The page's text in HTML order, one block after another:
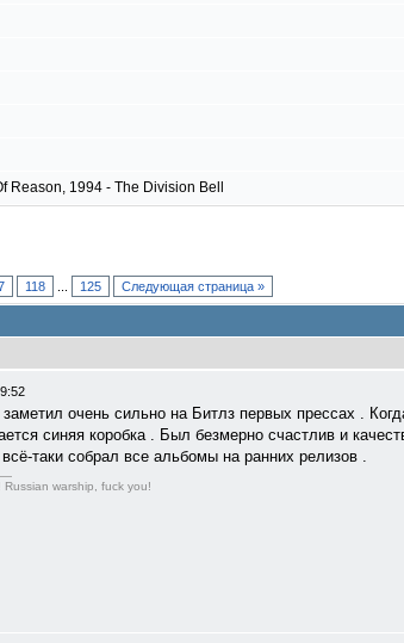
1994 - The Division Bell
118 125 Следующая страница »
очень сильно на Битлз первых прессах .
синяя коробка . Был безмерно счастлив и
таки собрал все альбомы на ранних релизов .
Russian warship, fuck you!